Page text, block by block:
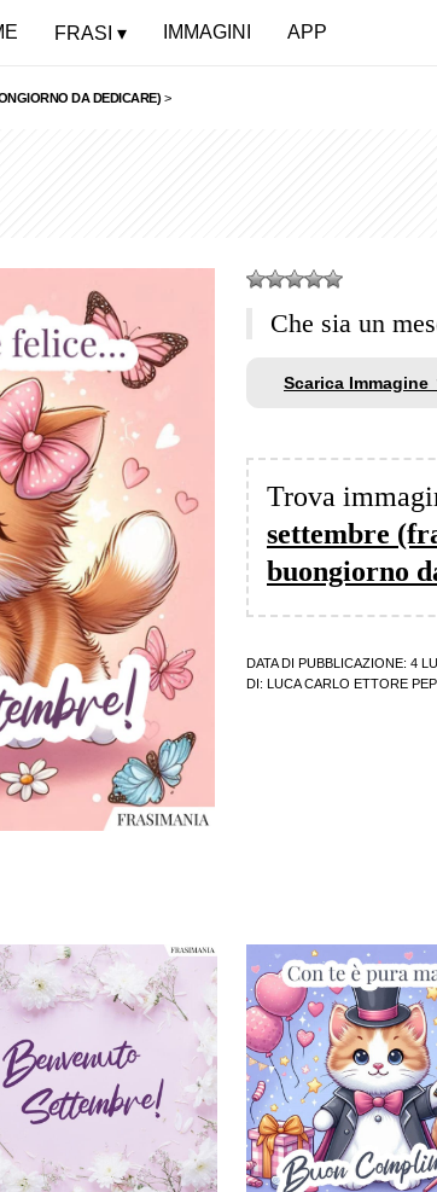
FRASI IMMAGINI APP
DA DEDICARE) >
Che sia un
Scarica Immagine
Trova
settembre
buongiorno
DATA DI PUBBLICAZIONE: 4
DI:
LUCA CARLO ETTORE